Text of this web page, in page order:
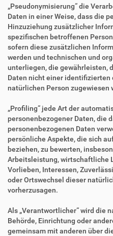
„Pseudonymisierung“ die
Daten in einer Weise, dass die
Hinzuziehung zusätzlicher
spezifischen betroffenen
sofern diese zusätzlichen
werden und technischen und
unterliegen, die gewährleisten,
Daten nicht einer
natürlichen Person zugewiesen
„Profiling“ jede Art der
personenbezogener Daten, die
personenbezogenen Daten
persönliche Aspekte, die sich
beziehen, zu bewerten,
Arbeitsleistung, wirtschaftliche
Vorlieben, Interessen,
oder Ortswechsel dieser
vorherzusagen.
Als „Verantwortlicher“ wird die
Behörde, Einrichtung oder
gemeinsam mit anderen über